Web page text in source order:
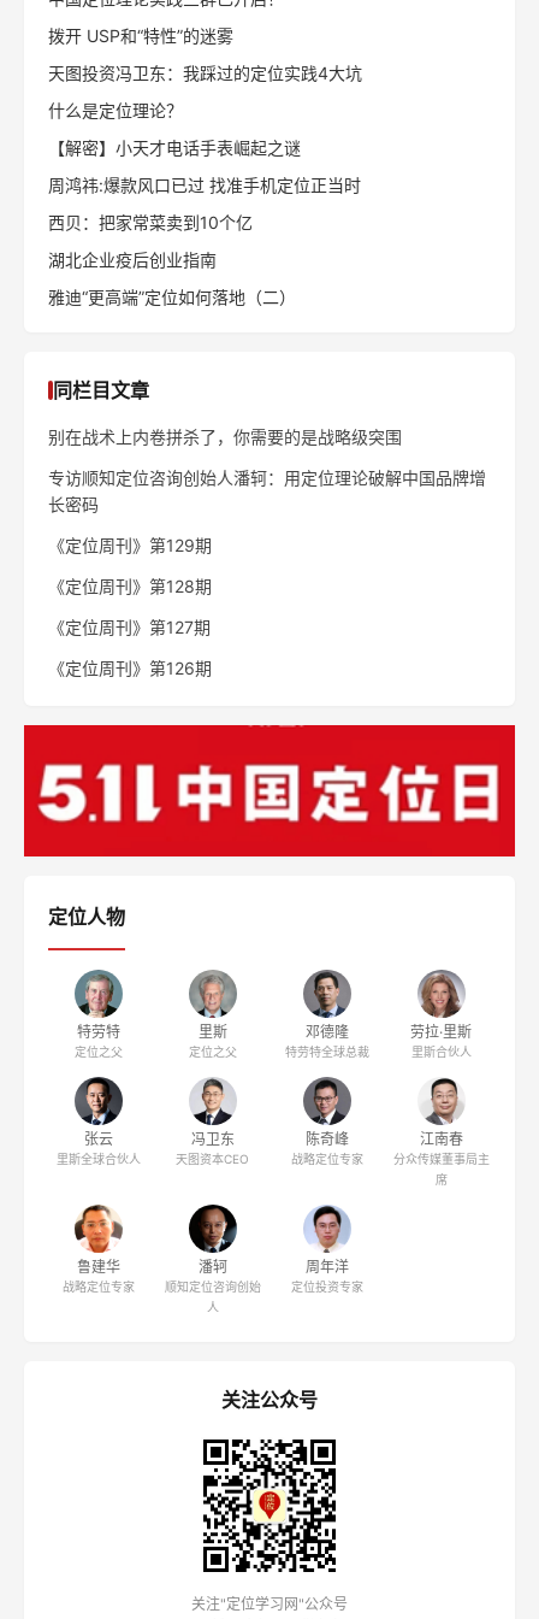
拨开 USP和“特性”的迷雾
天图投资冯卫东：我踩过的定位实践4大坑
什么是定位理论？
【解密】小天才电话手表崛起之谜
周鸿祎:爆款风口已过 找准手机定位正当时
西贝：把家常菜卖到10个亿
湖北企业疫后创业指南
雅迪“更高端”定位如何落地（二）
同栏目文章
别在战术上内卷拼杀了，你需要的是战略级突围
专访顺知定位咨询创始人潘轲：用定位理论破解中国品牌增
长密码
《定位周刊》第129期
《定位周刊》第128期
《定位周刊》第127期
《定位周刊》第126期
定位人物
特劳特
定位之父
里斯
定位之父
邓德隆
特劳特全球总裁
劳拉·里斯
里斯合伙人
张云
里斯全球合伙人
冯卫东
天图资本CEO
陈奇峰
战略定位专家
江南春
分众传媒董事局主
席
鲁建华
战略定位专家
潘轲
顺知定位咨询创始
人
周年洋
定位投资专家
关注公众号
关注"定位学习网"公众号